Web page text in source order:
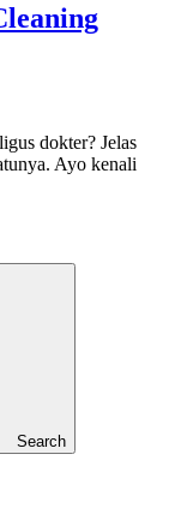
dokter? Jelas
Ayo kenali
Search